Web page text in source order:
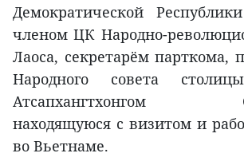
Демократической
членом ЦК Народно-
Лаоса, секретарём парткома,
Народного совета
Атсапхангтхонгом
находящуюся с визитом и
во Вьетнаме.